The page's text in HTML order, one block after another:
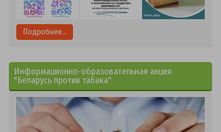
Подробнее...
Информационно-образовательная акция
"Беларусь против табака"